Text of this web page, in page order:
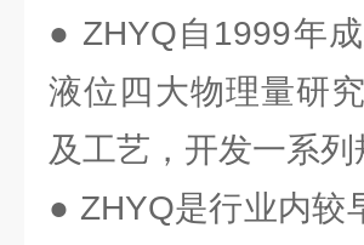
● ZHYQ自1999年
液位四大物理量研
及工艺，开发一系
● ZHYQ是行业内较